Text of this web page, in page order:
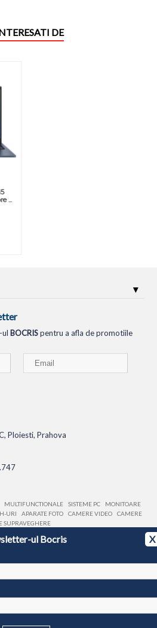
ul Bocris
X
DE
...
ul BOCRISpentru a afla de promotiile
Ploiesti, Prahova
MULTIFUNCTIONALE SISTEME PC
MONITOARE
URI APARATE FOTO CAMERE VIDEO
CAMERE
SUPRAVEGHERE